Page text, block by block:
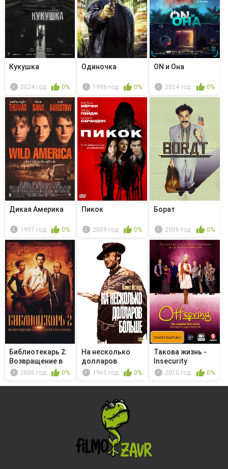
Кукушка
2024 год 0%
Одиночка
1986 год 0%
ON и Она
2024 год 0%
Дикая Америка
1997 год 0%
Пикок
2009 год 0%
Борат
2006 год 0%
Библиотекарь 2:
Возвращение в
Копи Ца...
2006 год 0%
На несколько
долларов
больше
1965 год 0%
Такова жизнь -
Insecurity
2010 год 0%